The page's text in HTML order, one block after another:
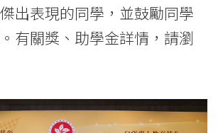
出表現的同學，並鼓勵同學
有關獎、助學金詳情，請瀏